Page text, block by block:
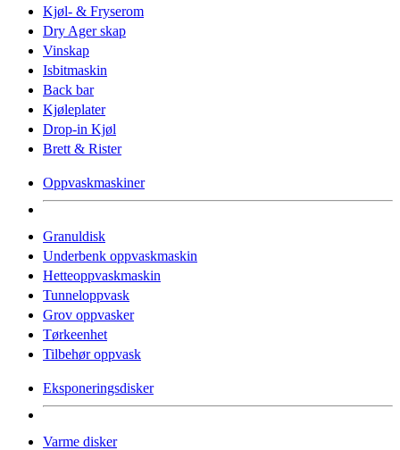
Kjøl- & Fryserom
Dry Ager skap
Vinskap
Isbitmaskin
Back bar
Kjøleplater
Drop-in Kjøl
Brett & Rister
Oppvaskmaskiner
Granuldisk
Underbenk oppvaskmaskin
Hetteoppvaskmaskin
Tunneloppvask
Grov oppvasker
Tørkeenhet
Tilbehør oppvask
Eksponeringsdisker
Varme disker